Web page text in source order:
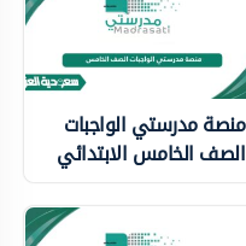
منصة مدرستي الواجبات
الصف الخامس الابتدائي